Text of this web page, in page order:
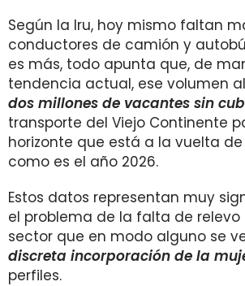
Según la Iru, hoy mismo faltan
conductores de camión y
es más, todo apunta que, de
tendencia actual, ese volumen
dos millones de vacantes sin
transporte del Viejo Continente
horizonte que está a la vuelta
como es el año 2026.
Estos datos representan muy
el problema de la falta de relevo
sector que en modo alguno se
discreta incorporación de la
perfiles.